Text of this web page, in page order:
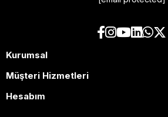
Kurumsal
Müşteri Hizmetleri
Hesabım